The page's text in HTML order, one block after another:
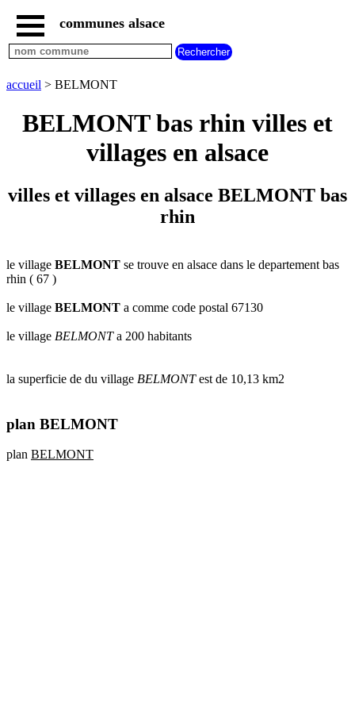
accueil
villes
rhin
commencant
B C D E F
G
L M
N
V
W X Y Z
par
A B C
H
I J K L M
N
communes alsace
accueil > BELMONT
BELMONT bas rhin villes et
villages en alsace
villes et villages en alsace BELMONT bas
rhin
le village BELMONT se trouve en alsace dans le departement bas
rhin ( 67 )
le village BELMONT a comme code postal 67130
le village BELMONTa 200 habitants
la superficie de du village BELMONTest de 10,13 km2
plan BELMONT
plan BELMONT